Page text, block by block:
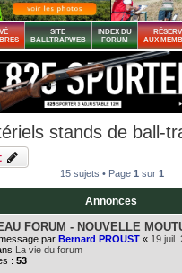
SITE
BALLTRAPWEB
INDEX DU
FORUM
AUX
stands de ball-
15 sujets • Page 1 sur 1
Annonces
FORUM - NOUVELLE
par Bernard PROUST « 19 juil.
La vie du forum
: 53